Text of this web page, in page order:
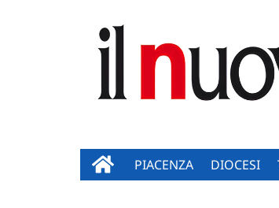
PIACENZA DIOCESI